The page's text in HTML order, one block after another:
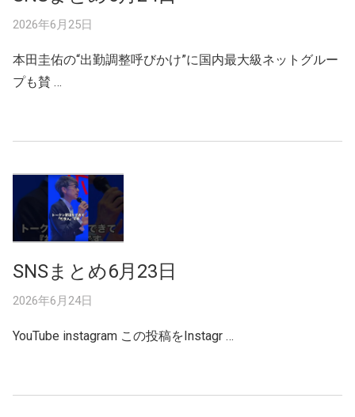
2026年6月25日
本田圭佑の“出勤調整呼びかけ”に国内最大級ネットグルー
プも賛 …
SNSまとめ6月23日
2026年6月24日
YouTube instagram この投稿をInstagr …